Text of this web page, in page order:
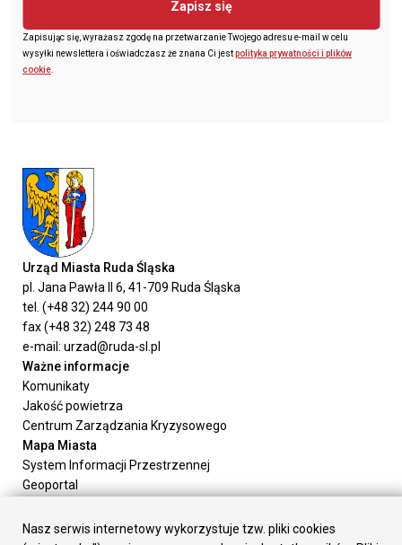
Zapisz się
Zapisując się, wyrażasz zgodę na przetwarzanie Twojego adresu e-mail w celu
wysyłki newslettera i oświadczasz że znana Ci jestpolityka prywatności i plików
cookie
Urząd Miasta Ruda Śląska
pl. Jana Pawła II 6, 41-709 Ruda Śląska
tel. (+48 32) 244 90 00
fax (+48 32) 248 73 48
e-mail: urzad@ruda-sl.pl
Ważne informacje
Komunikaty
Jakość powietrza
Centrum Zarządzania Kryzysowego
Mapa Miasta
System Informacji Przestrzennej
Geoportal
Załatw sprawę
Nasz serwis internetowy wykorzystuje tzw. pliki cookies